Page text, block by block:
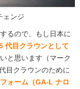
ェンジ
るので、もし日本に
代目クラウンとして
と思います（マーク
目クラウンのために
ォーム（GA-L ナロ